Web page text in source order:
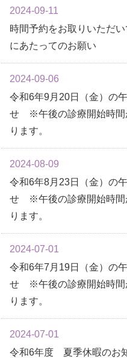
2024-09-11
時間予約をお取りいただ
にあたってのお願い
2024-09-06
令和6年9月20日（金）の
せ ※午後の診療開始時間
ります。
2024-08-09
令和6年8月23日（金）の
せ ※午後の診療開始時間
ります。
2024-07-01
令和6年7月19日（金）の
せ ※午後の診療開始時間
ります。
2024-07-01
令和6年度 夏季休暇のお